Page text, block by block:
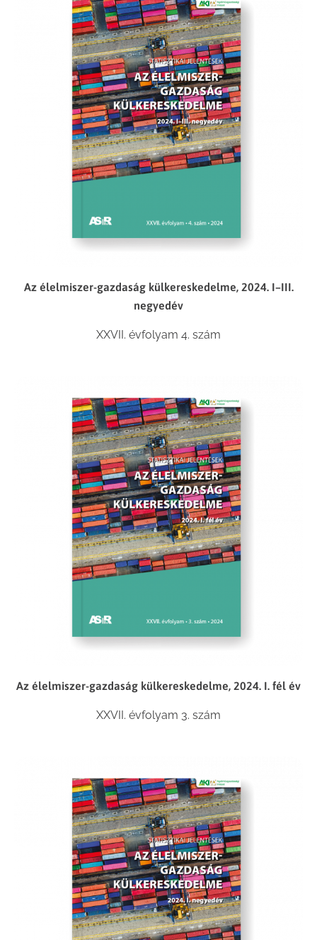
Az élelmiszer-gazdaság külkereskedelme, 2024. I–III.
negyedév
XXVII. évfolyam 4. szám
Az élelmiszer-gazdaság külkereskedelme, 2024. I. fél év
XXVII. évfolyam 3. szám